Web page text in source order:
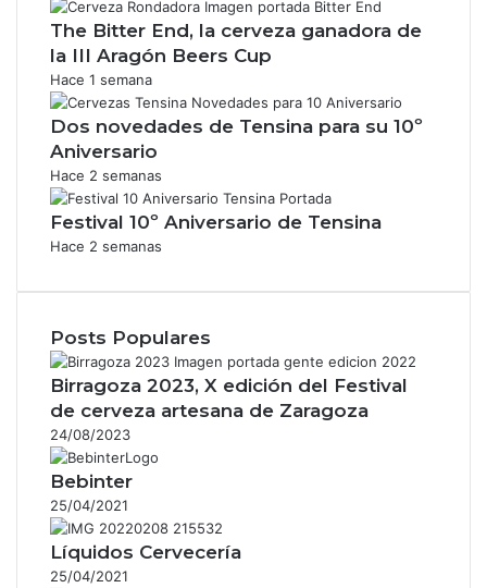
The Bitter End, la cerveza ganadora de
la III Aragón Beers Cup
Hace 1 semana
Dos novedades de Tensina para su 10º
Aniversario
Hace 2 semanas
Festival 10º Aniversario de Tensina
Hace 2 semanas
Posts Populares
Birragoza 2023, X edición del Festival
de cerveza artesana de Zaragoza
24/08/2023
Bebinter
25/04/2021
Líquidos Cervecería
25/04/2021